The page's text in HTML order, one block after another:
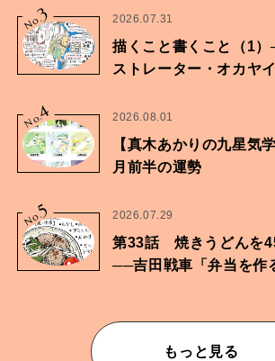
No.3 2026.07.31
描くこと書くこと（1
ストレーター・オカヤ
No.4 2026.08.01
【真木あかりの九星気
月前半の運勢
No.5 2026.07.29
第33話 焼きうどんを
──吉田戦車「弁当を作
もっと見る